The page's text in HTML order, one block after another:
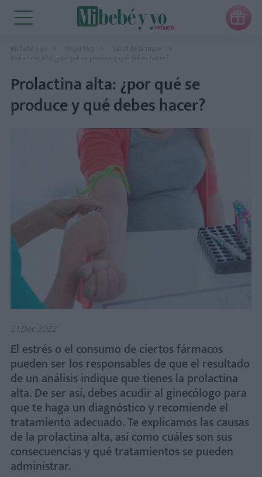

Mi bebé y yo Mujer Hoy
Prolactina alta: ¿por qué se produce y qué debes hacer?
Prolactina alta: ¿por qué se
produce y qué debes hacer?
21 Dec 2022
El estrés o el consumo de ciertos fármacos
pueden ser los responsables de que el resultado
de un análisis indique que tienes la prolactina
alta. De ser así, debes acudir al ginecólogo para
que te haga un diagnóstico y recomiende el
tratamiento adecuado. Te explicamos las causas
de la prolactina alta, así como cuáles son sus
consecuencias y qué tratamientos se pueden
administrar.